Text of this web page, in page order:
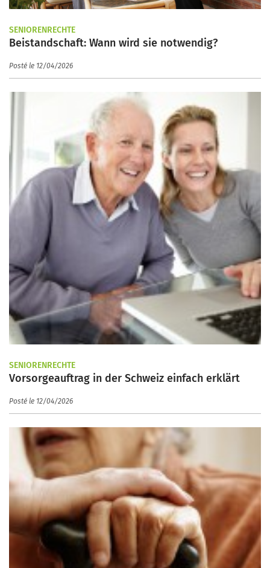
SENIORENRECHTE
Beistandschaft: Wann wird sie notwendig?
Posté le 12/04/2026
SENIORENRECHTE
Vorsorgeauftrag in der Schweiz einfach erklärt
Posté le 12/04/2026